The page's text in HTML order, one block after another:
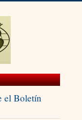
el Boletín